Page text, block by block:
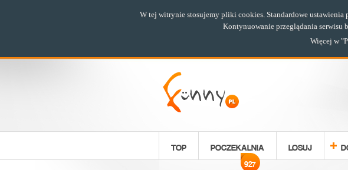
TOP POCZEKALNIA
927
LOSUJ
W tej witrynie stosujemy pliki cookies. Standardowe
Kontynuowanie przeglądania serwisu
Więcej w "